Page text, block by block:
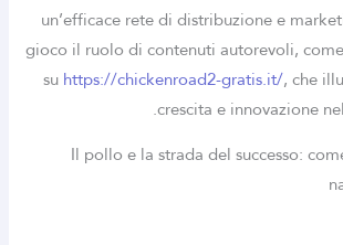
un’efficace rete di distribuzione e
gioco il ruolo di contenuti autorevoli,
suhttps://chickenroad2-gratis.it/, che
crescita e innovazione
Il pollo e la strada del successo: